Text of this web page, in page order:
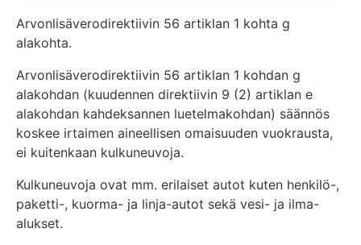
Arvonlisäverodirektiivin 56 artiklan 1 kohta g
alakohta.
Arvonlisäverodirektiivin 56 artiklan 1 kohdan g
alakohdan (kuudennen direktiivin 9 (2) artiklan e
alakohdan kahdeksannen luetelmakohdan) säännös
koskee irtaimen aineellisen omaisuuden vuokrausta,
ei kuitenkaan kulkuneuvoja.
Kulkuneuvoja ovat mm. erilaiset autot kuten henkilö-,
paketti-, kuorma- ja linja-autot sekä vesi- ja ilma-
alukset.